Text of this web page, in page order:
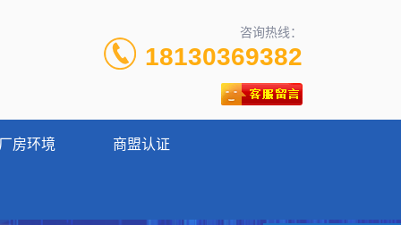
咨询热线：
18130369382
房环境 商盟认证